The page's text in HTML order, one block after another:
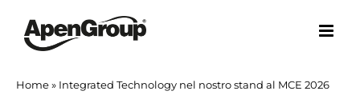
contenuto
Home» Integrated Technology nel nostro stand al MCE 2026